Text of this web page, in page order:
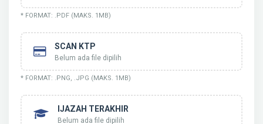
* FORMAT: .PDF (MAKS. 1MB)
SCAN KTP
Belum ada file dipilih
* FORMAT: .PNG, .JPG (MAKS. 1MB)
IJAZAH TERAKHIR
Belum ada file dipilih